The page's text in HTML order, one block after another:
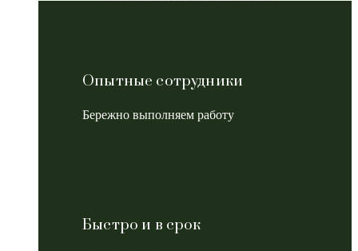
Опытные сотрудники
Бережно выполняем работу
Быстро и в срок